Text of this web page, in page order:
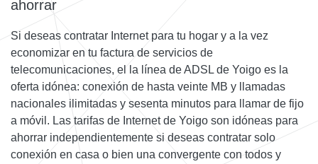
ahorrar
Si deseas contratar Internet para tu hogar y a la vez
economizar en tu factura de servicios de
telecomunicaciones, el la línea de ADSL de Yoigo es la
oferta idónea: conexión de hasta veinte MB y llamadas
nacionales ilimitadas y sesenta minutos para llamar de fijo
a móvil. Las tarifas de Internet de Yoigo son idóneas para
ahorrar independientemente si deseas contratar solo
conexión en casa o bien una convergente con todos y